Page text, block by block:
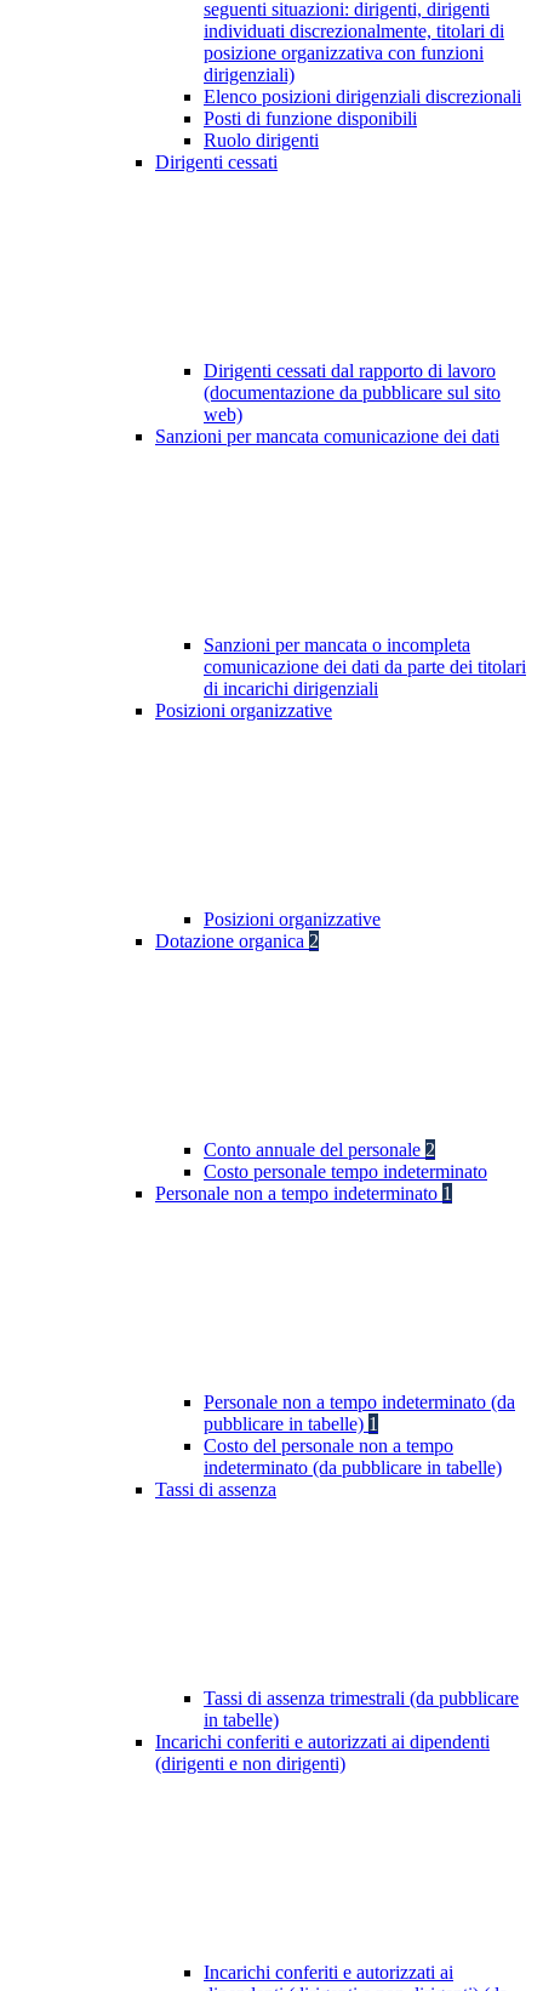
seguenti situazioni: dirigenti, dirigenti
individuati discrezionalmente, titolari di
posizione organizzativa con funzioni
dirigenziali)
Elenco posizioni dirigenziali discrezionali
Posti di funzione disponibili
Ruolo dirigenti
Dirigenti cessati
Dirigenti cessati dal rapporto di lavoro
(documentazione da pubblicare sul sito
web)
Sanzioni per mancata comunicazione dei dati
Sanzioni per mancata o incompleta
comunicazione dei dati da parte dei titolari
di incarichi dirigenziali
Posizioni organizzative
Posizioni organizzative
Dotazione organica 2
Conto annuale del personale 2
Costo personale tempo indeterminato
Personale non a tempo indeterminato 1
Personale non a tempo indeterminato (da
pubblicare in tabelle) 1
Costo del personale non a tempo
indeterminato (da pubblicare in tabelle)
Tassi di assenza
Tassi di assenza trimestrali (da pubblicare
in tabelle)
Incarichi conferiti e autorizzati ai dipendenti
(dirigenti e non dirigenti)
Incarichi conferiti e autorizzati ai